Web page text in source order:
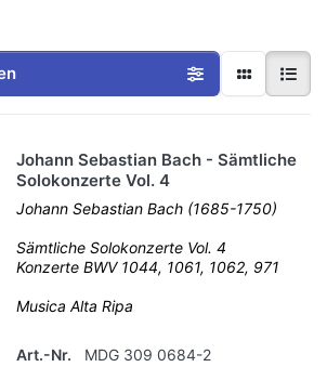
Johann Sebastian Bach - Sämtliche
Solokonzerte Vol. 4
Johann Sebastian Bach (1685-1750)
Sämtliche Solokonzerte Vol. 4
Konzerte BWV 1044, 1061, 1062, 971
Musica Alta Ripa
Art.-Nr. MDG 309 0684-2